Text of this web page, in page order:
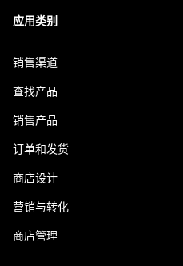
应用类别
销售渠道
查找产品
销售产品
订单和发货
商店设计
营销与转化
商店管理